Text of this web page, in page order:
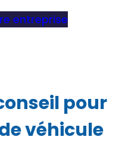
entreprise
pour
véhicule